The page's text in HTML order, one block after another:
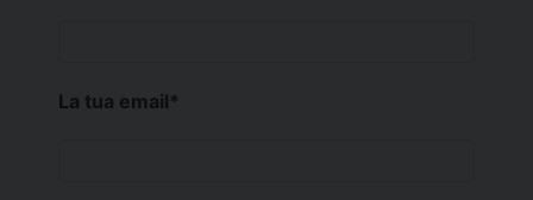
La tua email*